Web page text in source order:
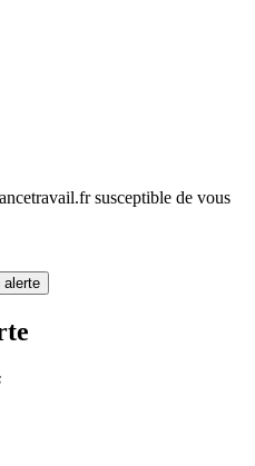
susceptible de vous
alerte